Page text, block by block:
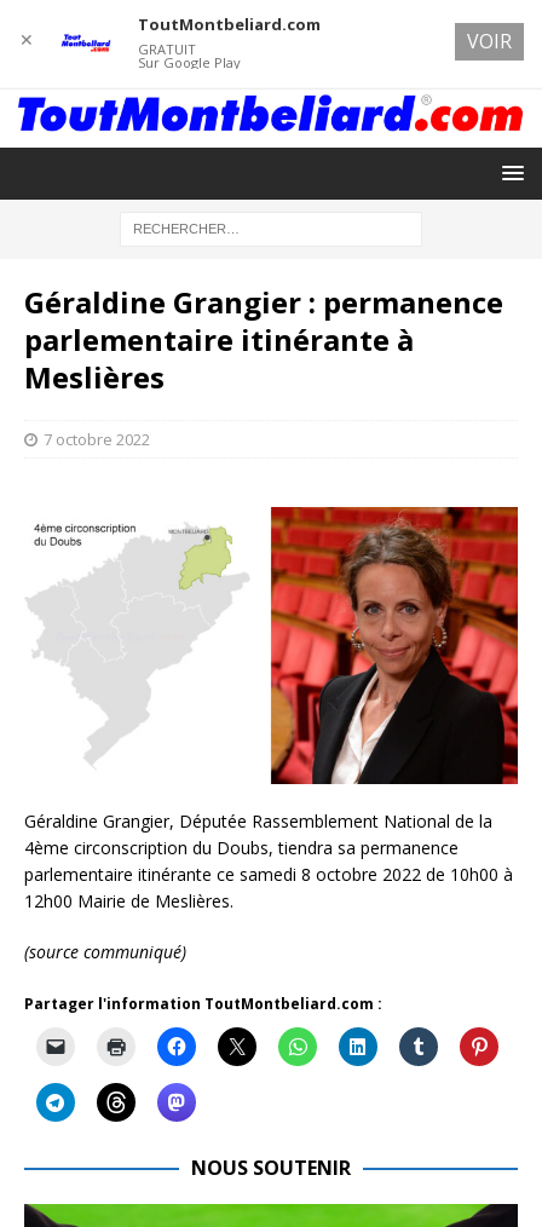
Géraldine Grangier : permanence
parlementaire itinérante à
Meslières
7 octobre 2022
Géraldine Grangier, Députée Rassemblement National de la
4ème circonscription du Doubs, tiendra sa permanence
parlementaire itinérante ce samedi 8 octobre 2022 de 10h00 à
12h00 Mairie de Meslières.
(source communiqué)
Partager l'information ToutMontbeliard.com :
NOUS SOUTENIR
✕
ToutMontbeliard.com
GRATUIT
Sur Google Play
VOIR